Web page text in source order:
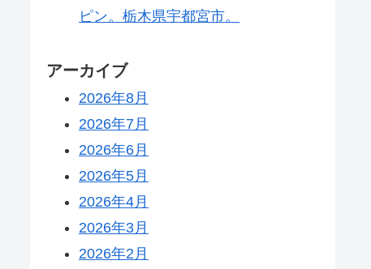
ピン。栃木県宇都宮市。
アーカイブ
2026年8月
2026年7月
2026年6月
2026年5月
2026年4月
2026年3月
2026年2月